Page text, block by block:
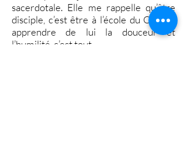
sacerdotale. Elle me rappelle qu’être
disciple, c’est être à l’école du Christ :
apprendre de lui la douceur et
l’humilité, c’est tout.